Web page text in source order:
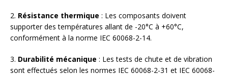
2. Résistance thermique : Les composants doivent
supporter des températures allant de -20°C à +60°C,
conformément à la norme IEC 60068-2-14.
3. Durabilité mécanique : Les tests de chute et de vibration
sont effectués selon les normes IEC 60068-2-31 et IEC 60068-